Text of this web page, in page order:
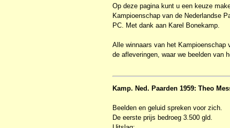
Op deze pagina kunt u een keuze
Kampioenschap van de Nederlandse
PC. Met dank aan Karel Bonekamp.
Alle winnaars van het Kampioenschap
de afleveringen, waar we beelden van
Kamp. Ned. Paarden 1959: Theo
Beelden en geluid spreken voor zich.
De eerste prijs bedroeg 3.500 gld.